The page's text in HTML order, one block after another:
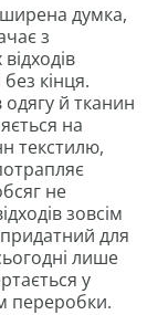
думка,
з
кінця.
одягу й тканин
на
текстилю,
не
зовсім
для
лише
у
переробки.